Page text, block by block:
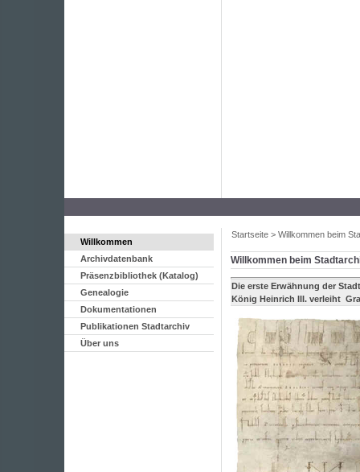
Willkommen
Archivdatenbank
Präsenzbibliothek (Katalog)
Genealogie
Dokumentationen
Publikationen Stadtarchiv
Über uns
Startseite > Willkommen beim
Willkommen beim
Die erste Erwähnung der
König Heinrich III. verleiht